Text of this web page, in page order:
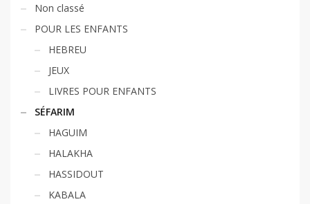
Non classé
POUR LES ENFANTS
HEBREU
JEUX
LIVRES POUR ENFANTS
SÉFARIM
HAGUIM
HALAKHA
HASSIDOUT
KABALA